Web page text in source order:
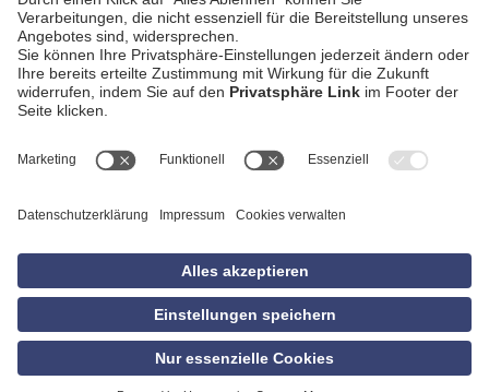
AGB
Datenschutzerklärung
Empfang
Privatsphäre